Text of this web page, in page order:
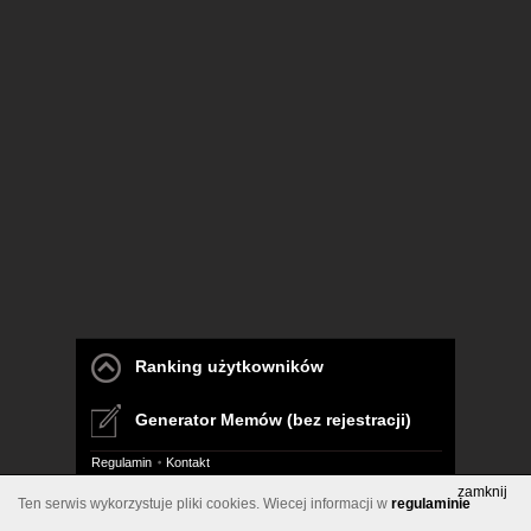
Ranking użytkowników
Generator Memów (bez rejestracji)
Regulamin Kontakt
Pelna wersja
zamknij
Ten serwis wykorzystuje pliki cookies. Wiecej informacji w regulaminie